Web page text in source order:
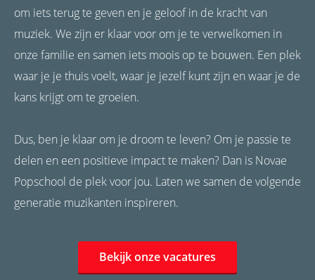
om iets terug te geven en je geloof in de kracht van
muziek. We zijn er klaar voor om je te verwelkomen in
onze familie en samen iets moois op te bouwen. Een plek
waar je je thuis voelt, waar je jezelf kunt zijn en waar je de
kans krijgt om te groeien.
Dus, ben je klaar om je droom te leven? Om je passie te
delen en een positieve impact te maken? Dan is Novae
Popschool de plek voor jou. Laten we samen de volgende
generatie muzikanten inspireren.
Bekijk onze vacatures